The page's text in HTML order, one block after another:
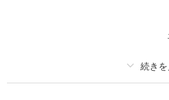
撮影日：
撮影場所：浅